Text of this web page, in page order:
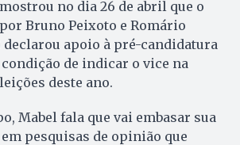
no dia 26 de abril que o
Bruno Peixoto e Romário
declarou apoio à pré-candidatura
condição de indicar o vice na
deste ano.
Mabel fala que vai embasar sua
pesquisas de opinião que